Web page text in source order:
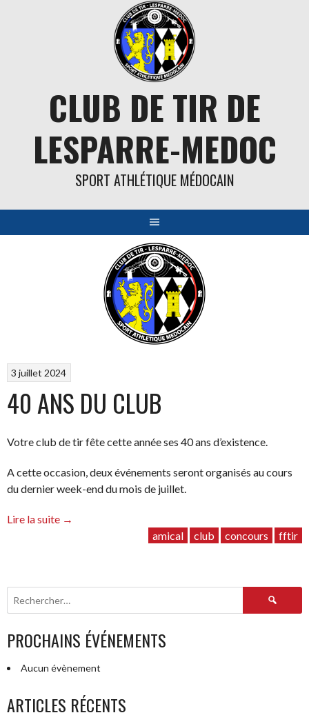
CLUB DE TIR DE
LESPARRE-MEDOC
SPORT ATHLÉTIQUE MÉDOCAIN
3 juillet 2024
40 ANS DU CLUB
Votre club de tir fête cette année ses 40 ans d’existence.
A cette occasion, deux événements seront organisés au cours
du dernier week-end du mois de juillet.
Lire la suite
“40
→
amical
club concours fftir
Rechercher :
PROCHAINS ÉVÉNEMENTS
Aucun évènement
ARTICLES RÉCENTS